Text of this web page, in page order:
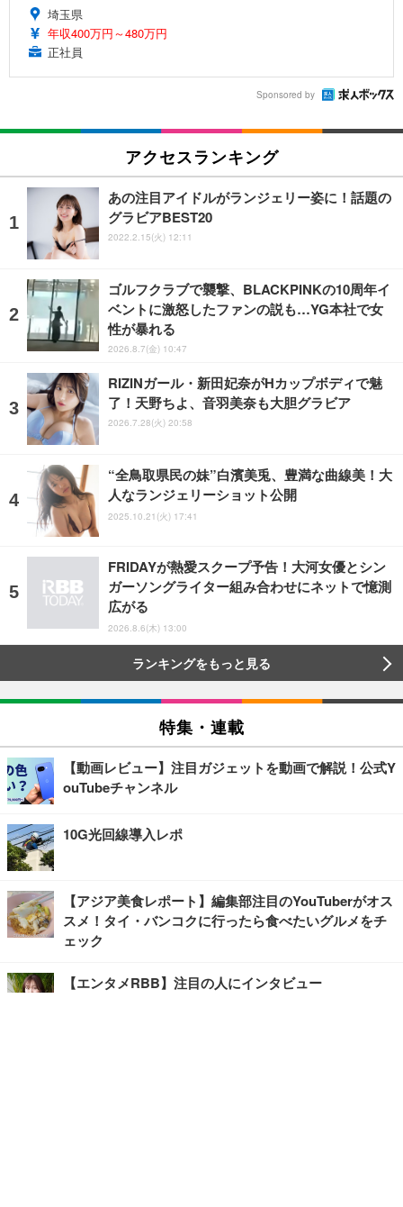
埼玉県
年収400万円～480万円
正社員
Sponsored by
アクセスランキング
あの注目アイドルがランジェリー姿に！話題の
グラビアBEST20
2022.2.15(火) 12:11
ゴルフクラブで襲撃、BLACKPINKの10周年イ
ベントに激怒したファンの説も…YG本社で女
性が暴れる
2026.8.7(金) 10:47
RIZINガール・新田妃奈がHカップボディで魅
了！天野ちよ、音羽美奈も大胆グラビア
2026.7.28(火) 20:58
“全鳥取県民の妹”白濱美兎、豊満な曲線美！大
人なランジェリーショット公開
2025.10.21(火) 17:41
FRIDAYが熱愛スクープ予告！大河女優とシン
ガーソングライター組み合わせにネットで憶測
広がる
2026.8.6(木) 13:00
ランキングをもっと見る
特集・連載
【動画レビュー】注目ガジェットを動画で解説！公式Y
ouTubeチャンネル
10G光回線導入レポ
【アジア美食レポート】編集部注目のYouTuberがオス
スメ！タイ・バンコクに行ったら食べたいグルメをチ
ェック
【エンタメRBB】注目の人にインタビュー